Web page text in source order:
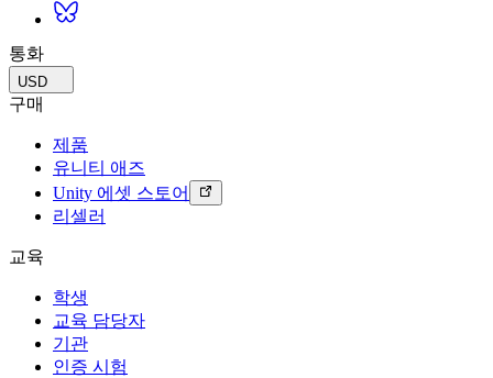
통화
USD
구매
제품
유니티 애즈
Unity 에셋 스토어
리셀러
교육
학생
교육 담당자
기관
인증 시험